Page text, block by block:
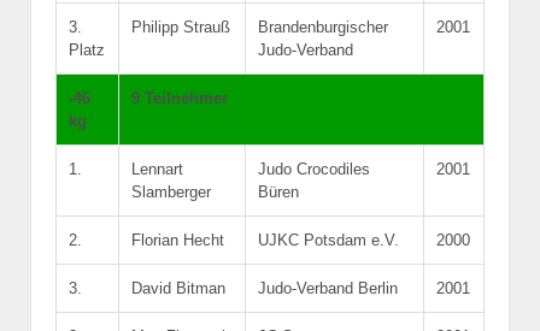
3.
Platz
Philipp Strauß
Brandenburgischer
Judo-Verband
2001
-46
kg
9 Teilnehmer
1.
Lennart
Slamberger
Judo Crocodiles
Büren
2001
2. Florian Hecht UJKC Potsdam e.V. 2000
3. David Bitman Judo-Verband Berlin 2001